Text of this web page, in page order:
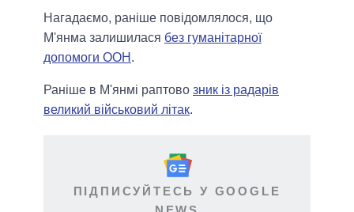
Нагадаємо, раніше повідомлялося, що
М'янма залишилася без гуманітарної
допомоги ООН .
Раніше в М'янмі раптово зник із радарів
великий військовий літак.
ПІДПИСУЙТЕСЬ У GOOGLE